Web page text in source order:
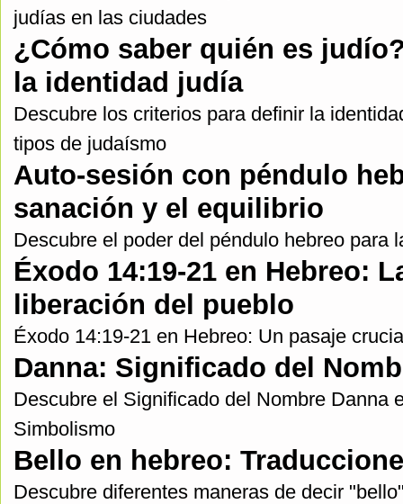
judías en las ciudades
¿Cómo saber quién es
la identidad judía
Descubre los criterios para definir la
tipos de judaísmo
Auto-sesión con péndulo
sanación y el equilibrio
Descubre el poder del péndulo hebreo para
Éxodo 14:19-21 en Hebreo:
liberación del pueblo
Éxodo 14:19-21 en Hebreo: Un pasaje
Danna: Significado del
Descubre el Significado del Nombre Danna
Simbolismo
Bello en hebreo:
Descubre diferentes maneras de decir